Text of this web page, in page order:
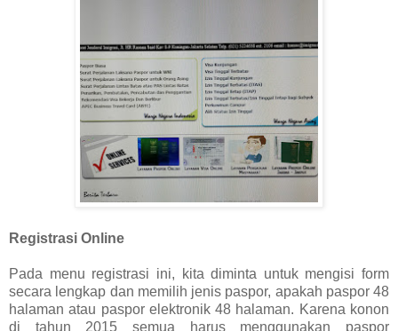
Registrasi Online
Pada menu registrasi ini, kita diminta untuk mengisi form
secara lengkap dan memilih jenis paspor, apakah paspor 48
halaman atau paspor elektronik 48 halaman. Karena konon
di tahun 2015 semua harus menggunakan paspor